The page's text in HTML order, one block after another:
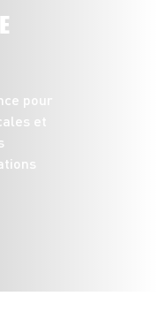
pour
et